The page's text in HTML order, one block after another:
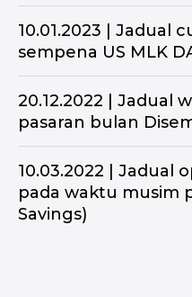
10.01.2023 | Jadual
sempena US MLK
20.12.2022 | Jadual
pasaran bulan
10.03.2022 | Jadual
pada waktu musim
Savings)